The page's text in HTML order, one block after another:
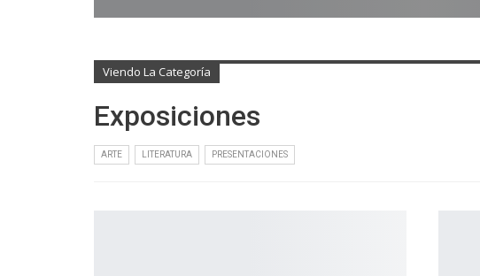
Viendo La Categoría
Exposiciones
ARTE LITERATURA PRESENTACIONES